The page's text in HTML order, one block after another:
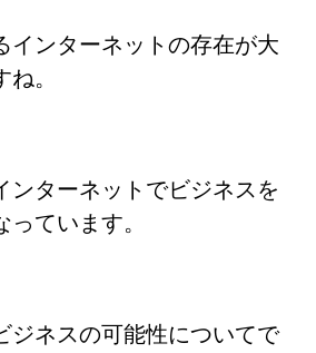
インターネットの存在が大
。
ンターネットでビジネスを
ています。
ジネスの可能性についてで